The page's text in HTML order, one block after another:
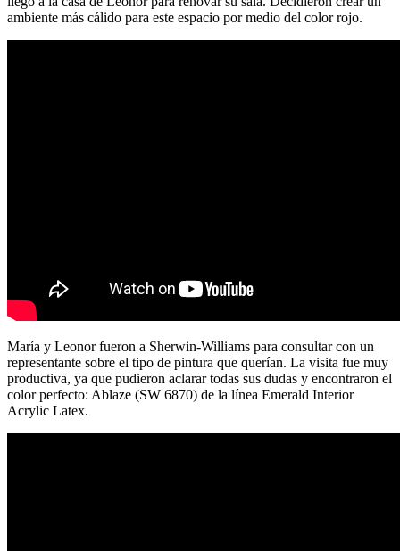
ambiente más cálido para este espacio por medio del color rojo.
María y Leonor fueron a Sherwin-Williams para consultar con un
representante sobre el tipo de pintura que querían. La visita fue muy
productiva, ya que pudieron aclarar todas sus dudas y encontraron el
color perfecto: Ablaze (SW 6870) de la línea Emerald Interior
Acrylic Latex.